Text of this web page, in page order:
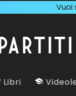
Vuoi
Libri